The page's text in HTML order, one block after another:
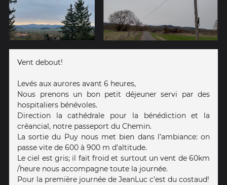
Vent debout!
Levés aux aurores avant 6 heures,
Nous prenons un bon petit déjeuner servi par des
hospitaliers bénévoles.
Direction la cathédrale pour la bénédiction et la
créancial, notre passeport du Chemin.
La sortie du Puy nous met bien dans l’ambiance: on
passe vite de 600 à 900 m d’altitude.
Le ciel est gris; il fait froid et surtout un vent de 60km
/heure nous accompagne toute la journée.
Pour la première journée de JeanLuc c’est du costaud!